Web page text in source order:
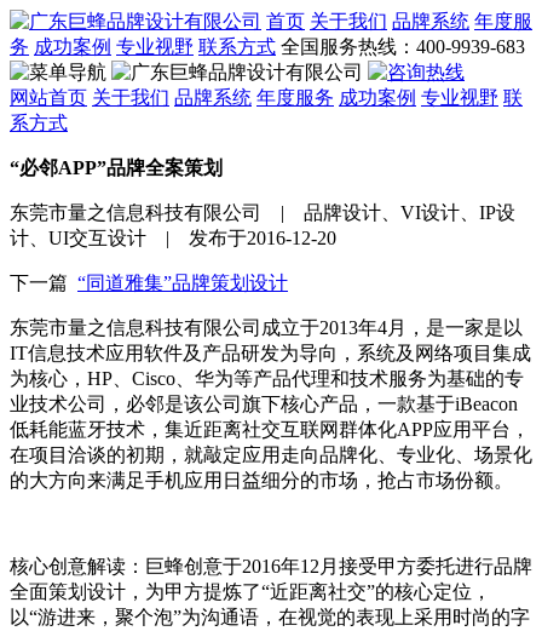
首页 关于我们 品牌系统 年度服
务 成功案例 专业视野 联系方式 全国服务热线：400-9939-683
网站首页 关于我们 品牌系统 年度服务 成功案例 专业视野 联
系方式
“必邻APP”品牌全案策划
东莞市量之信息科技有限公司 | 品牌设计、VI设计、IP设
计、UI交互设计 | 发布于2016-12-20
下一篇 “同道雅集”品牌策划设计
东莞市量之信息科技有限公司成立于2013年4月，是一家是以
IT信息技术应用软件及产品研发为导向，系统及网络项目集成
为核心，HP、Cisco、华为等产品代理和技术服务为基础的专
业技术公司，必邻是该公司旗下核心产品，一款基于iBeacon
低耗能蓝牙技术，集近距离社交互联网群体化APP应用平台，
在项目洽谈的初期，就敲定应用走向品牌化、专业化、场景化
的大方向来满足手机应用日益细分的市场，抢占市场份额。
核心创意解读：巨蜂创意于2016年12月接受甲方委托进行品牌
全面策划设计，为甲方提炼了“近距离社交”的核心定位，
以“游进来，聚个泡”为沟通语，在视觉的表现上采用时尚的字